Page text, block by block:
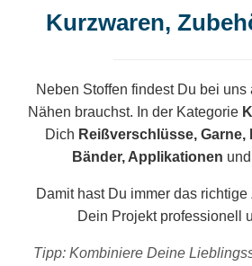
Kurzwaren,
Neben Stoffen findest Du bei
Nähen brauchst. In der Kategorie
Dich Reißverschlüsse, Garne,
Bänder, Applikationen
Damit hast Du immer das
Dein Projekt professionell
Tipp: Kombiniere Deine